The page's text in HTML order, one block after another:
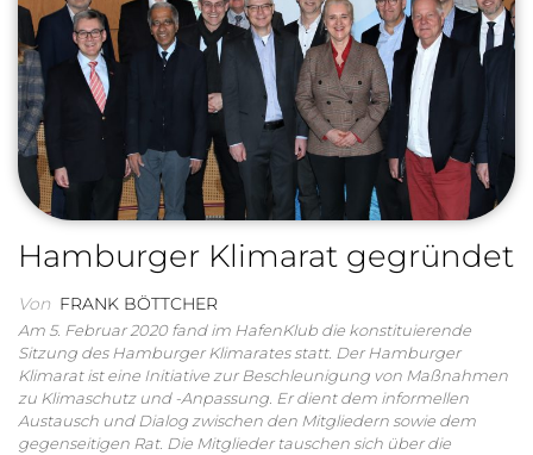
Hamburger Klimarat gegründet
Von FRANK BÖTTCHER
Am 5. Februar 2020 fand im HafenKlub die konstituierende
Sitzung des Hamburger Klimarates statt. Der Hamburger
Klimarat ist eine Initiative zur Beschleunigung von Maßnahmen
zu Klimaschutz und -Anpassung. Er dient dem informellen
Austausch und Dialog zwischen den Mitgliedern sowie dem
gegenseitigen Rat. Die Mitglieder tauschen sich über die